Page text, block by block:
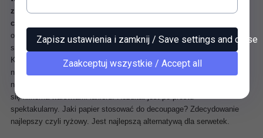
zmywają się pod wpływem kleju i nie blakną z upływem
czasu.
obłych przedmiotach. Umożliwia uzyskanie doskonałych rezultatów w
sztuce decoupage i nie tylko.
Każdy element grafiki należy wyrwać z arkusza, a nie wycinać
nożyczkami. Nieregularny brzeg papieru ryżowego bardzo łatwo ukryć
na powierzchni ozdabianego przedmiotu. Końcową pracę zabezpiecza
się kilkoma warstwami lakieru. Rezultat jest po prostu
spektakularny. Jaki papier stosować do decoupage? Zdecydowanie
najlepszy czyli ryżowy. Jest najlepszą alternatywą dla serwetek.
Zapisz ustawienia i zamknij / Save settings and close
Zaakceptuj wszystkie / Accept all